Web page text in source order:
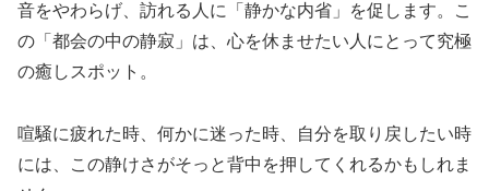
音をやわらげ、訪れる人に「静かな内省」を促します。こ
の「都会の中の静寂」は、心を休ませたい人にとって究極
の癒しスポット。
喧騒に疲れた時、何かに迷った時、自分を取り戻したい時
には、この静けさがそっと背中を押してくれるかもしれま